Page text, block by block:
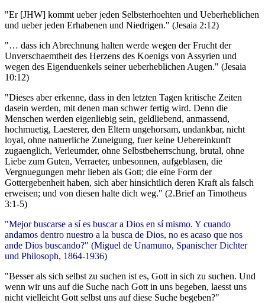
"Er [JHW] kommt ueber jeden Selbsterhoehten und Ueberheblichen
und ueber jeden Erhabenen und Niedrigen." (Jesaia 2:12)
"… dass ich Abrechnung halten werde wegen der Frucht der
Unverschaemtheit des Herzens des Koenigs von Assyrien und
wegen des Eigenduenkels seiner ueberheblichen Augen." (Jesaia
10:12)
"Dieses aber erkenne, dass in den letzten Tagen kritische Zeiten
dasein werden, mit denen man schwer fertig wird. Denn die
Menschen werden eigenliebig sein, geldliebend, anmassend,
hochmuetig, Laesterer, den Eltern ungehorsam, undankbar, nicht
loyal, ohne natuerliche Zuneigung, fuer keine Uebereinkunft
zugaenglich, Verleumder, ohne Selbstbeherrschung, brutal, ohne
Liebe zum Guten, Verraeter, unbesonnen, aufgeblasen, die
Vergnuegungen mehr lieben als Gott; die eine Form der
Gottergebenheit haben, sich aber hinsichtlich deren Kraft als falsch
erweisen; und von diesen halte dich weg." (2.Brief an Timotheus
3:1-5)
"Mejor buscarse a sí es buscar a Dios en sí mismo. Y cuando
andamos dentro nuestro a la busca de Dios, no es acaso que nos
ande Dios buscando?" (Miguel de Unamuno, Spanischer Dichter
und Philosoph, 1864-1936)
"Besser als sich selbst zu suchen ist es, Gott in sich zu suchen. Und
wenn wir uns auf die Suche nach Gott in uns begeben, laesst uns
nicht vielleicht Gott selbst uns auf diese Suche begeben?"